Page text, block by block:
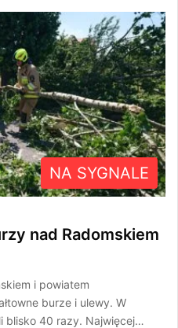
NA SYGNALE
nad Radomskiem
i powiatem
burze i ulewy. W
blisko 40 razy. Najwięcej…